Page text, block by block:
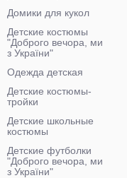
Домики для кукол
Детские костюмы
"Доброго вечора, ми
з України"
Одежда детская
Детские костюмы-
тройки
Детские школьные
костюмы
Детские футболки
"Доброго вечора, ми
з України"